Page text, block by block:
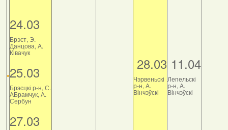
24.03
Брэст, Э.
Данцова, А.
Ківачук
25.03
Брэсцкі р-н, С.
АБрамчук, А.
Сербун
27.03
28.03
Чэрвеньскі
р-н, А.
Вінчэўскі
11.04
Лепельскі
р-н, А.
Вінчэўскі